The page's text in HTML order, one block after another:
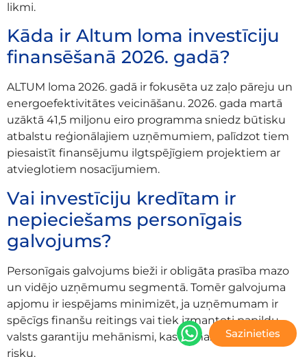
likmi.
Kāda ir Altum loma investīciju
finansēšanā 2026. gadā?
ALTUM loma 2026. gadā ir fokusēta uz zaļo pāreju un
energoefektivitātes veicināšanu. 2026. gada martā
uzāktā 41,5 miljonu eiro programma sniedz būtisku
atbalstu reģionālajiem uzņēmumiem, palīdzot tiem
piesaistīt finansējumu ilgtspējīgiem projektiem ar
atvieglotiem nosacījumiem.
Vai investīciju kredītam ir
nepieciešams personīgais
galvojums?
Personīgais galvojums bieži ir obligāta prasība mazo
un vidējo uzņēmumu segmentā. Tomēr galvojuma
apjomu ir iespējams minimizēt, ja uzņēmumam ir
spēcīgs finanšu reitings vai tiek izmantoti papildu
valsts garantiju mehānismi, kas samazina aizdevēja
risku.
Sazinieties